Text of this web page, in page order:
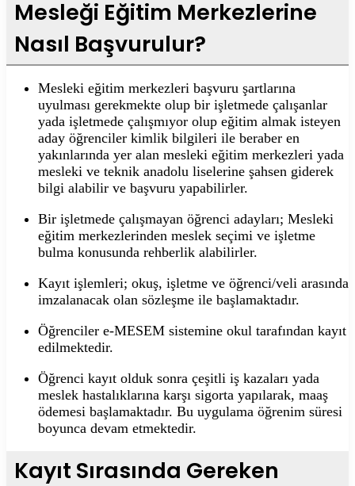
Mesleği Eğitim Merkezlerine
Nasıl Başvurulur?
Mesleki eğitim merkezleri başvuru şartlarına
uyulması gerekmekte olup bir işletmede çalışanlar
yada işletmede çalışmıyor olup eğitim almak isteyen
aday öğrenciler kimlik bilgileri ile beraber en
yakınlarında yer alan mesleki eğitim merkezleri yada
mesleki ve teknik anadolu liselerine şahsen giderek
bilgi alabilir ve başvuru yapabilirler.
Bir işletmede çalışmayan öğrenci adayları; Mesleki
eğitim merkezlerinden meslek seçimi ve işletme
bulma konusunda rehberlik alabilirler.
Kayıt işlemleri; okuş, işletme ve öğrenci/veli arasında
imzalanacak olan sözleşme ile başlamaktadır.
Öğrenciler e-MESEM sistemine okul tarafından kayıt
edilmektedir.
Öğrenci kayıt olduk sonra çeşitli iş kazaları yada
meslek hastalıklarına karşı sigorta yapılarak, maaş
ödemesi başlamaktadır. Bu uygulama öğrenim süresi
boyunca devam etmektedir.
Kayıt Sırasında Gereken